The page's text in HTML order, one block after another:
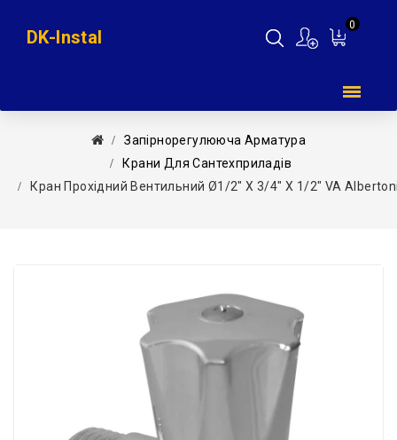
0
DK-Instal
Запірнорегулююча Арматура
Крани Для Сантехприладів
Кран Прохідний Вентильний Ø1/2″ Х 3/4″ Х 1/2″ VA